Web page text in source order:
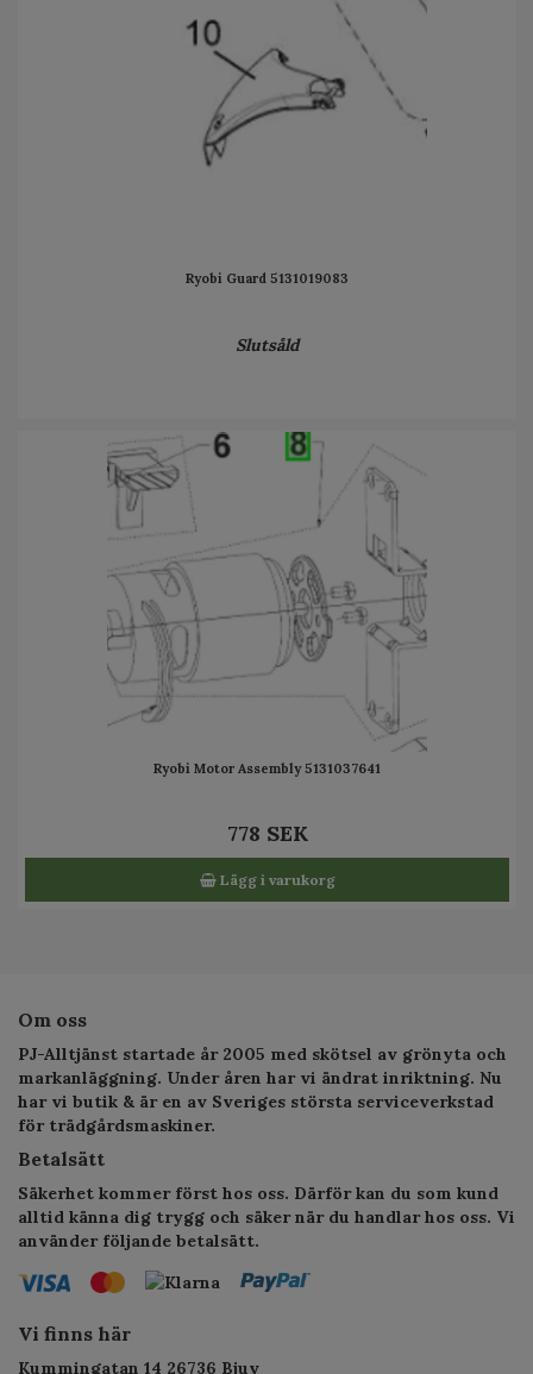
Ryobi Guard 5131019083
Slutsåld
Ryobi Motor Assembly 5131037641
778 SEK
Lägg i varukorg
Om oss
PJ-Alltjänst startade år 2005 med skötsel av grönyta och
markanläggning. Under åren har vi ändrat inriktning. Nu
har vi butik & är en av Sveriges största serviceverkstad
för trädgårdsmaskiner.
Betalsätt
Säkerhet kommer först hos oss. Därför kan du som kund
alltid känna dig trygg och säker när du handlar hos oss. Vi
använder följande betalsätt.
Vi finns här
Kummingatan 14 26736 Bjuv